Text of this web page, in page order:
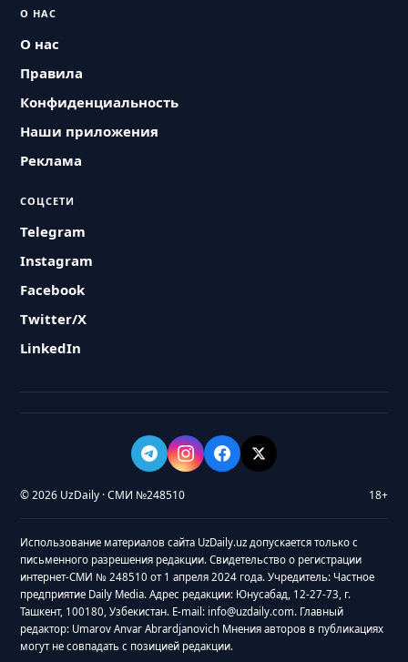
О НАС
О нас
Правила
Конфиденциальность
Наши приложения
Реклама
СОЦСЕТИ
Telegram
Instagram
Facebook
Twitter/X
LinkedIn
© 2026 UzDaily · СМИ №248510 18+
Использование материалов сайта UzDaily.uz допускается только с
письменного разрешения редакции. Свидетельство о регистрации
интернет-СМИ № 248510 от 1 апреля 2024 года. Учредитель: Частное
предприятие Daily Media. Адрес редакции: Юнусабад, 12-27-73, г.
Ташкент, 100180, Узбекистан. E-mail: info@uzdaily.com. Главный
редактор: Umarov Anvar Abrardjanovich Мнения авторов в публикациях
могут не совпадать с позицией редакции.